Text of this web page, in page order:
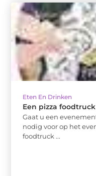
Eten En Drinken
Een pizza
Gaat u een
nodig voor op het
foodtruck ...